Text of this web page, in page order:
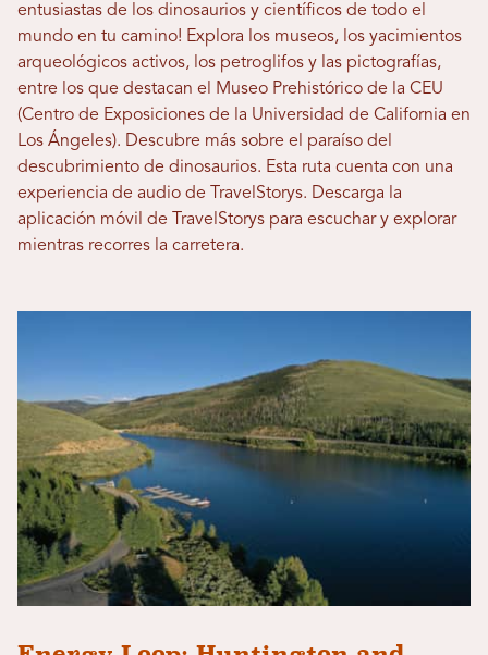
entusiastas de los dinosaurios y científicos de todo el
mundo en tu camino! Explora los museos, los yacimientos
arqueológicos activos, los petroglifos y las pictografías,
entre los que destacan el Museo Prehistórico de la CEU
(Centro de Exposiciones de la Universidad de California en
Los Ángeles). Descubre más sobre el paraíso del
descubrimiento de dinosaurios. Esta ruta cuenta con una
experiencia de audio de TravelStorys. Descarga la
aplicación móvil de TravelStorys para escuchar y explorar
mientras recorres la carretera.